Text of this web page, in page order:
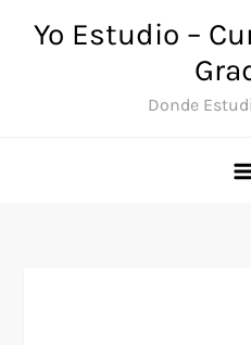
Yo Estudio –
Donde